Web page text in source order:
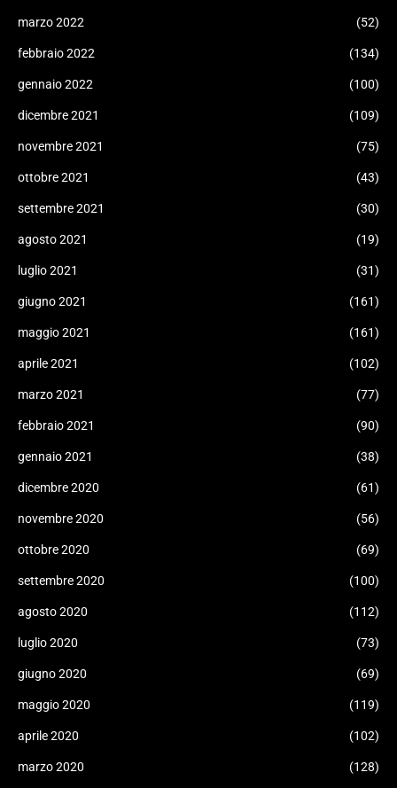
marzo 2022 (52)
febbraio 2022 (134)
gennaio 2022 (100)
dicembre 2021 (109)
novembre 2021 (75)
ottobre 2021 (43)
settembre 2021 (30)
agosto 2021 (19)
luglio 2021 (31)
giugno 2021 (161)
maggio 2021 (161)
aprile 2021 (102)
marzo 2021 (77)
febbraio 2021 (90)
gennaio 2021 (38)
dicembre 2020 (61)
novembre 2020 (56)
ottobre 2020 (69)
settembre 2020 (100)
agosto 2020 (112)
luglio 2020 (73)
giugno 2020 (69)
maggio 2020 (119)
aprile 2020 (102)
marzo 2020 (128)